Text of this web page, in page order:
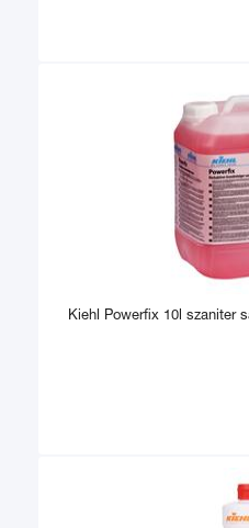
Kiehl Powerfix 10l szaniter